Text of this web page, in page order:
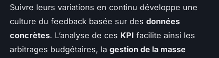
Suivre leurs variations en continu développe une
culture du feedback basée sur des données
concrètes. L’analyse de ces KPI facilite ainsi les
arbitrages budgétaires, la gestion de la masse